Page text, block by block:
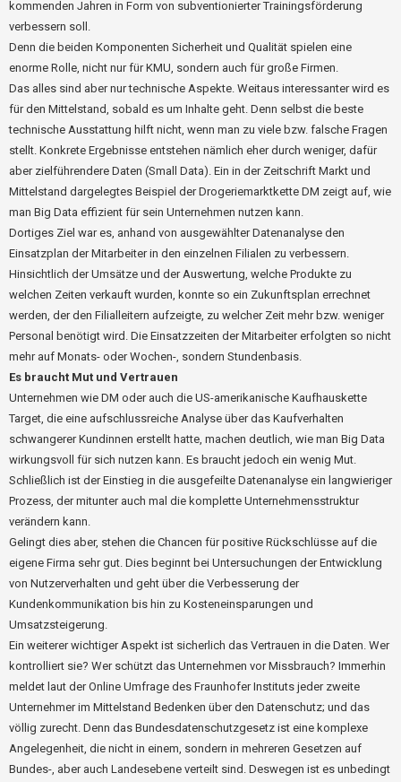
kommenden Jahren in Form von subventionierter Trainingsförderung
verbessern soll.
Denn die beiden Komponenten Sicherheit und Qualität spielen eine
enorme Rolle, nicht nur für KMU, sondern auch für große Firmen.
Das alles sind aber nur technische Aspekte. Weitaus interessanter wird es
für den Mittelstand, sobald es um Inhalte geht. Denn selbst die beste
technische Ausstattung hilft nicht, wenn man zu viele bzw. falsche Fragen
stellt. Konkrete Ergebnisse entstehen nämlich eher durch weniger, dafür
aber zielführendere Daten (Small Data). Ein in der Zeitschrift Markt und
Mittelstand dargelegtes Beispiel der Drogeriemarktkette DM zeigt auf, wie
man Big Data effizient für sein Unternehmen nutzen kann.
Dortiges Ziel war es, anhand von ausgewählter Datenanalyse den
Einsatzplan der Mitarbeiter in den einzelnen Filialen zu verbessern.
Hinsichtlich der Umsätze und der Auswertung, welche Produkte zu
welchen Zeiten verkauft wurden, konnte so ein Zukunftsplan errechnet
werden, der den Filialleitern aufzeigte, zu welcher Zeit mehr bzw. weniger
Personal benötigt wird. Die Einsatzzeiten der Mitarbeiter erfolgten so nicht
mehr auf Monats- oder Wochen-, sondern Stundenbasis.
Es braucht Mut und Vertrauen
Unternehmen wie DM oder auch die US-amerikanische Kaufhauskette
Target, die eine aufschlussreiche Analyse über das Kaufverhalten
schwangerer Kundinnen erstellt hatte, machen deutlich, wie man Big Data
wirkungsvoll für sich nutzen kann. Es braucht jedoch ein wenig Mut.
Schließlich ist der Einstieg in die ausgefeilte Datenanalyse ein langwieriger
Prozess, der mitunter auch mal die komplette Unternehmensstruktur
verändern kann.
Gelingt dies aber, stehen die Chancen für positive Rückschlüsse auf die
eigene Firma sehr gut. Dies beginnt bei Untersuchungen der Entwicklung
von Nutzerverhalten und geht über die Verbesserung der
Kundenkommunikation bis hin zu Kosteneinsparungen und
Umsatzsteigerung.
Ein weiterer wichtiger Aspekt ist sicherlich das Vertrauen in die Daten. Wer
kontrolliert sie? Wer schützt das Unternehmen vor Missbrauch? Immerhin
meldet laut der Online Umfrage des Fraunhofer Instituts jeder zweite
Unternehmer im Mittelstand Bedenken über den Datenschutz; und das
völlig zurecht. Denn das Bundesdatenschutzgesetz ist eine komplexe
Angelegenheit, die nicht in einem, sondern in mehreren Gesetzen auf
Bundes-, aber auch Landesebene verteilt sind. Deswegen ist es unbedingt